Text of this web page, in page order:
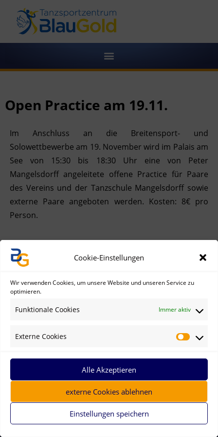
Cookie-Einstellungen
Wir verwenden Cookies, um unsere Website und unseren Service zu
optimieren.
Funktionale Cookies Immer aktiv
Externe Cookies
Alle Akzeptieren
externe Cookies ablehnen
Einstellungen speichern
Open Practice am 19.11.
Im Anschluss an die Breitensport- und
Solowettbewerbe am 19. November wird im Palais am
See von 15:30 bis 18:30 Uhr eine von Peter
Mangelsdorff angeleitete offene Practice für Paare
des Vereins und der Tanzschule Mangelsdorff sowie
externe Paare angeboten werden. Kosten: 8€ pro
Person.
Newsarchiv